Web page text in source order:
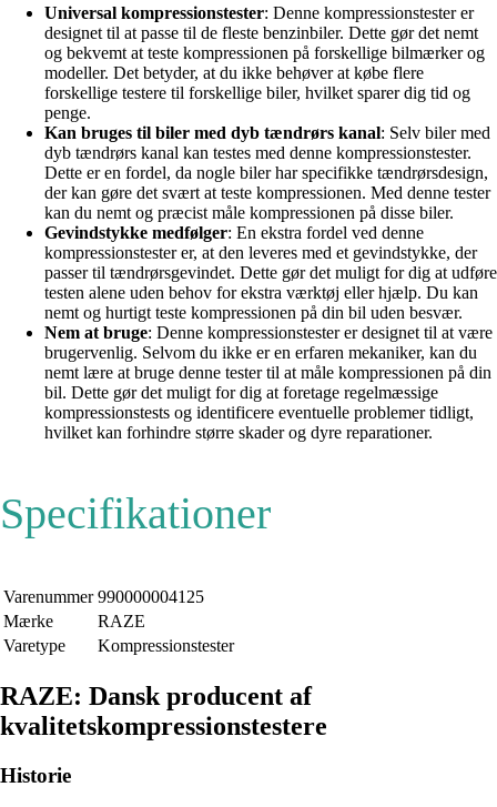
Universal kompressionstester: Denne kompressionstester er
designet til at passe til de fleste benzinbiler. Dette gør det nemt
og bekvemt at teste kompressionen på forskellige bilmærker og
modeller. Det betyder, at du ikke behøver at købe flere
forskellige testere til forskellige biler, hvilket sparer dig tid og
penge.
Kan bruges til biler med dyb tændrørs kanal: Selv biler med
dyb tændrørs kanal kan testes med denne kompressionstester.
Dette er en fordel, da nogle biler har specifikke tændrørsdesign,
der kan gøre det svært at teste kompressionen. Med denne tester
kan du nemt og præcist måle kompressionen på disse biler.
Gevindstykke medfølger: En ekstra fordel ved denne
kompressionstester er, at den leveres med et gevindstykke, der
passer til tændrørsgevindet. Dette gør det muligt for dig at udføre
testen alene uden behov for ekstra værktøj eller hjælp. Du kan
nemt og hurtigt teste kompressionen på din bil uden besvær.
Nem at bruge: Denne kompressionstester er designet til at være
brugervenlig. Selvom du ikke er en erfaren mekaniker, kan du
nemt lære at bruge denne tester til at måle kompressionen på din
bil. Dette gør det muligt for dig at foretage regelmæssige
kompressionstests og identificere eventuelle problemer tidligt,
hvilket kan forhindre større skader og dyre reparationer.
Specifikationer
Varenummer 990000004125
Mærke
RAZE
Varetype
Kompressionstester
RAZE: Dansk producent af
kvalitetskompressionstestere
Historie